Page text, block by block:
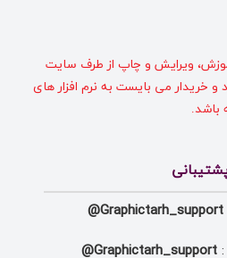
ویرایش و چاپ از طرف سایت
خریدار می بایست به نرم افزار های
باشد.
Graphictarh_support@
:
Graphictarh_support@